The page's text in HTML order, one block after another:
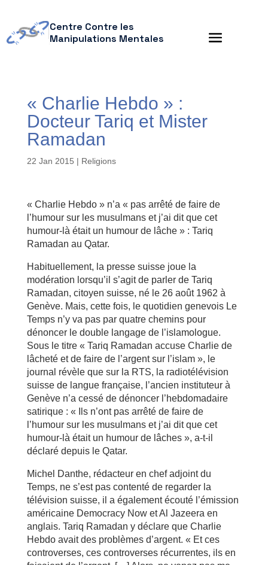
Centre Contre les
Manipulations Mentales
« Charlie Hebdo » :
Docteur Tariq et Mister
Ramadan
22 Jan 2015 | Religions
« Charlie Hebdo » n’a « pas arrêté de faire de
l’humour sur les musulmans et j’ai dit que cet
humour-là était un humour de lâche » : Tariq
Ramadan au Qatar.
Habituellement, la presse suisse joue la
modération lorsqu’il s’agit de parler de Tariq
Ramadan, citoyen suisse, né le 26 août 1962 à
Genève. Mais, cette fois, le quotidien genevois Le
Temps n’y va pas par quatre chemins pour
dénoncer le double langage de l’islamologue.
Sous le titre « Tariq Ramadan accuse Charlie de
lâcheté et de faire de l’argent sur l’islam », le
journal révèle que sur la RTS, la radiotélévision
suisse de langue française, l’ancien instituteur à
Genève n’a cessé de dénoncer l’hebdomadaire
satirique : « Ils n’ont pas arrêté de faire de
l’humour sur les musulmans et j’ai dit que cet
humour-là était un humour de lâches », a-t-il
déclaré depuis le Qatar.
Michel Danthe, rédacteur en chef adjoint du
Temps, ne s’est pas contenté de regarder la
télévision suisse, il a également écouté l’émission
américaine Democracy Now et Al Jazeera en
anglais. Tariq Ramadan y déclare que Charlie
Hebdo avait des problèmes d’argent. « Et ces
controverses, ces controverses récurrentes, ils en